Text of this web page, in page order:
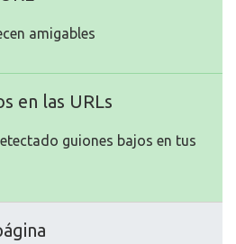
amigables
en las URLs
guiones bajos en tus